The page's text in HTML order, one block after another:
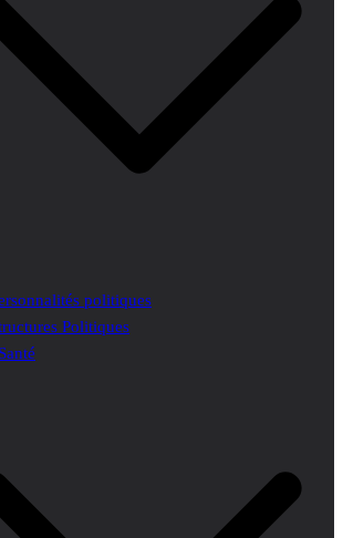
politiques
Politiques